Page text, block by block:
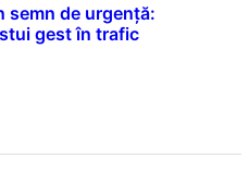
semn de urgență:
gest în trafic